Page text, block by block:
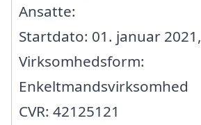
Ansatte:
Startdato: 01. januar 2021,
Virksomhedsform:
Enkeltmandsvirksomhed
CVR: 42125121